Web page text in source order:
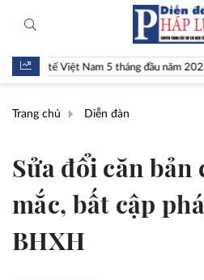
tế Việt Nam 5 tháng đầu năm 2023
Trang chủ Diễn đàn
Sửa đổi căn bản
mắc, bất cập
BHXH